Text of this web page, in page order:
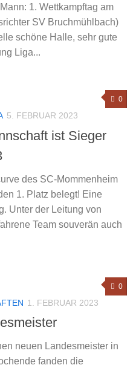
1. Wettkampftag am
SV Bruchmühlbach)
schöne Halle, sehr gute
Liga...
0
5. FEBRUAR 2023
ist Sieger
des SC-Mommenheim
1. Platz belegt! Eine
Unter der Leitung von
Team souverän auch
0
1. FEBRUAR 2023
neuen Landesmeister in
fanden die